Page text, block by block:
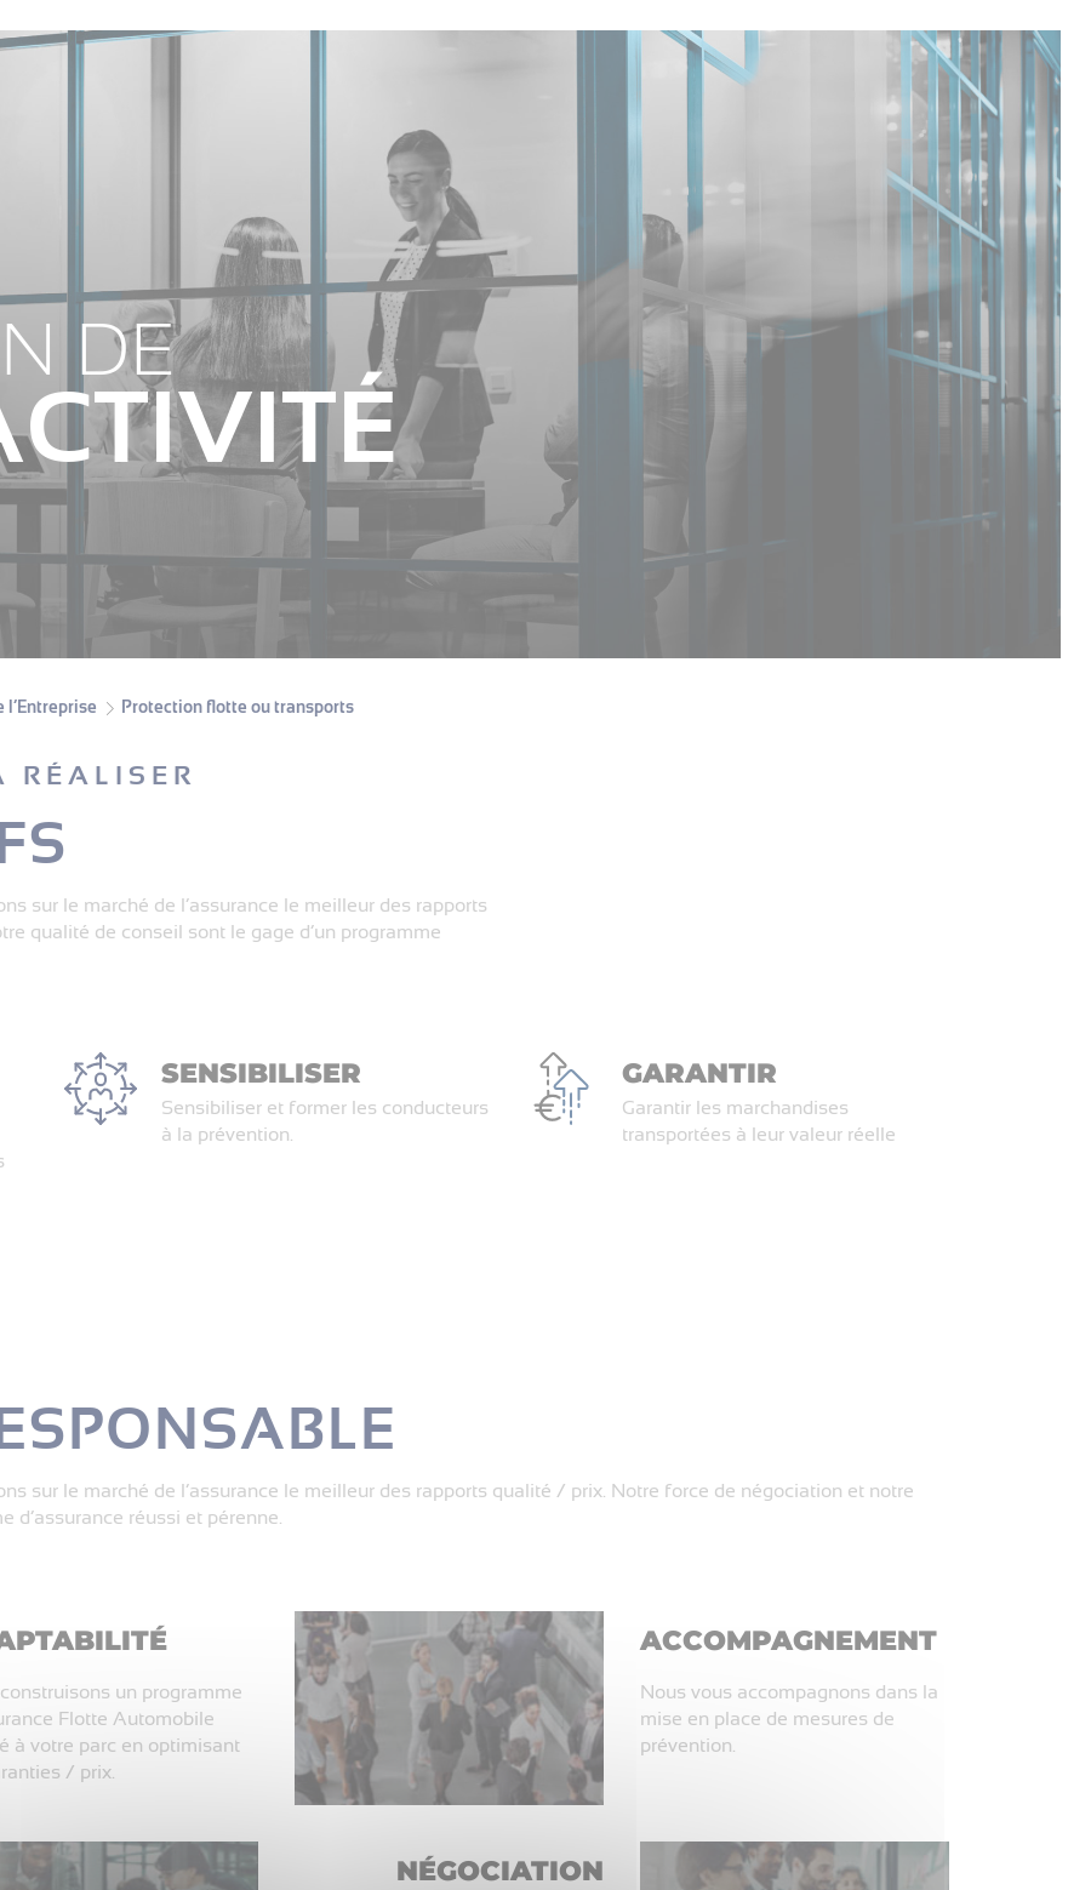
DE
l’Entreprise Protection flotte ou transports
RÉALISER
sur le marché de l’assurance le meilleur des rapports
qualité de conseil sont le gage d’un programme
SENSIBILISER
Sensibiliser et former les conducteurs
à la prévention.
GARANTIR
Garantir les marchandises
transportées à leur valeur réelle
sur le marché de l’assurance le meilleur des rapports qualité / prix. Notre force de négociation et notre
d’assurance réussi et pérenne.
un programme
Flotte Automobile
à votre parc en optimisant
/ prix.
ACCOMPAGNEMENT
Nous vous accompagnons dans la
mise en place de mesures de
prévention.
NÉGOCIATION